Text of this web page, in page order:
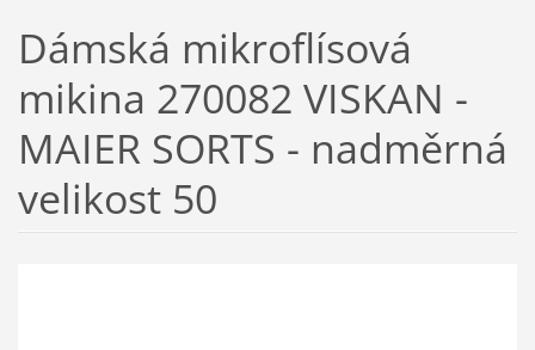
Dámská mikroflísová
mikina 270082 VISKAN -
MAIER SORTS - nadměrná
velikost 50